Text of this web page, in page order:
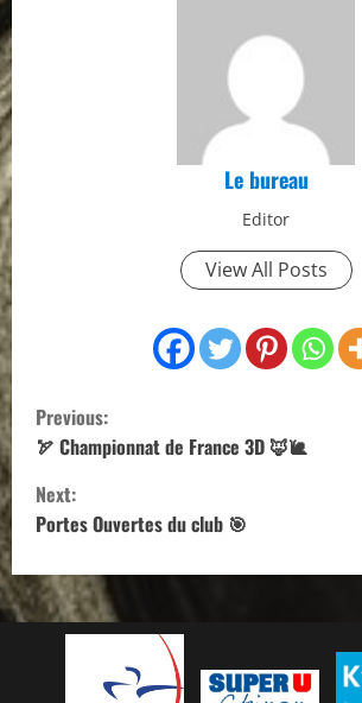
Le bureau
Editor
View All Posts
C
o
n
i
Previous:
🏹 Championnat de France 3D 🦊🐌
Next:
Portes Ouvertes du club 🎯